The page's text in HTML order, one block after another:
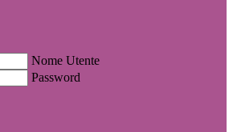
Nome Utente
Password